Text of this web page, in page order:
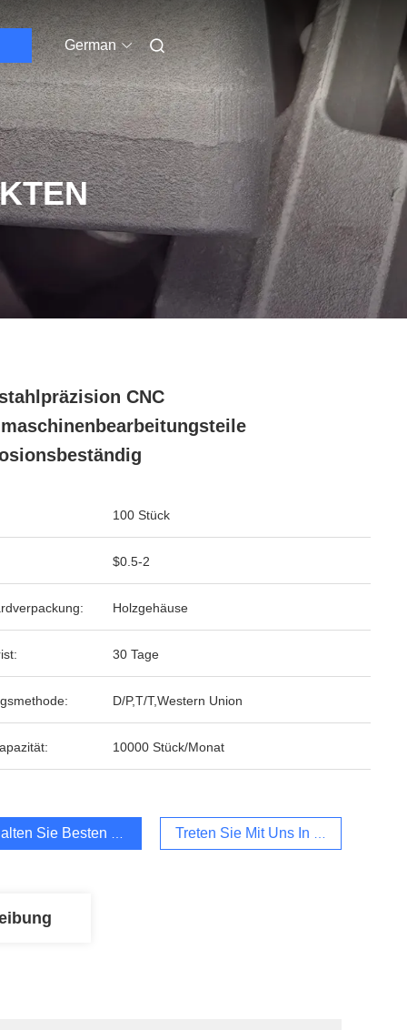
German
CNC
100 Stück
$0.5-2
Holzgehäuse
30 Tage
D/P,T/T,Western Union
10000 Stück/Monat
Sie Besten Preis Treten Sie Mit Uns In Verbindung